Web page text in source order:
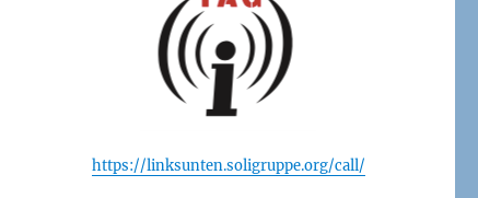
https://linksunten.soligruppe.org/call/